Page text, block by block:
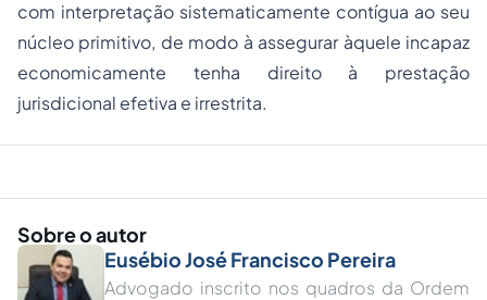
com interpretação sistematicamente contígua ao seu
núcleo primitivo, de modo à assegurar àquele incapaz
economicamente tenha direito à prestação
jurisdicional efetiva e irrestrita.
Sobre o autor
Eusébio José Francisco Pereira
Advogado inscrito nos quadros da Ordem